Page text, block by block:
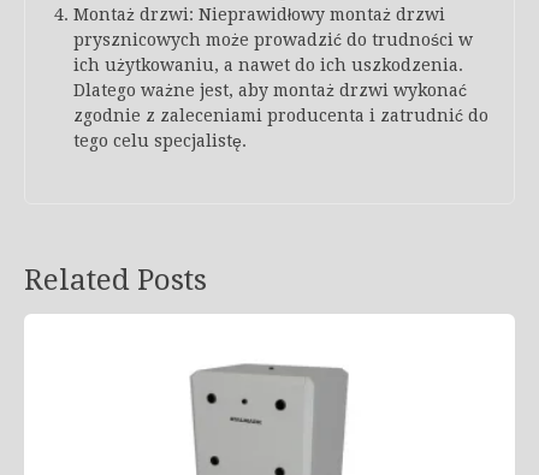
Montaż drzwi: Nieprawidłowy montaż drzwi
prysznicowych może prowadzić do trudności w
ich użytkowaniu, a nawet do ich uszkodzenia.
Dlatego ważne jest, aby montaż drzwi wykonać
zgodnie z zaleceniami producenta i zatrudnić do
tego celu specjalistę.
Related Posts